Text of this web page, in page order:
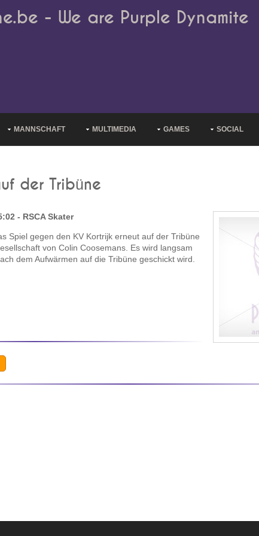
- We are Purple Dynamite
MANNSCHAFT MULTIMEDIA GAMES SOCIAL
der Tribüne
- RSCA Skater
Spiel gegen den KV Kortrijk erneut auf der Tribüne
von Colin Coosemans. Es wird langsam
dem Aufwärmen auf die Tribüne geschickt wird.